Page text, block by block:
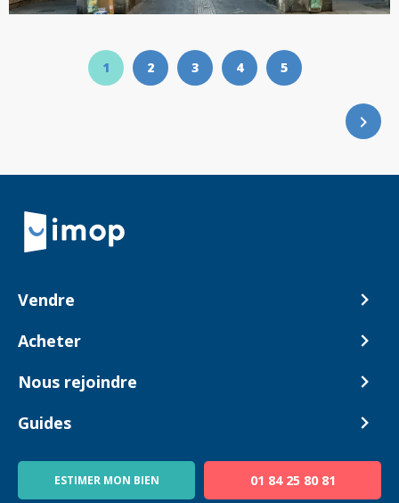
1 2 3 4 5
Retour à la navigation principale
Vendre
Comment ça marche ?
Acheter
Biens en vente
Nous rejoindre
Devenir Conseiller
Guides
Blog
ESTIMER MON BIEN 01 84 25 80 81